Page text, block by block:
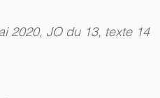
2020, JO du 13, texte 14